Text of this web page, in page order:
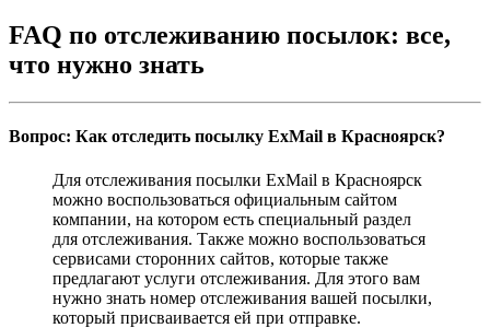
FAQ по отслеживанию посылок: все,
что нужно знать
Вопрос: Как отследить посылку ExMail в Красноярск?
Для отслеживания посылки ExMail в Красноярск
можно воспользоваться официальным сайтом
компании, на котором есть специальный раздел
для отслеживания. Также можно воспользоваться
сервисами сторонних сайтов, которые также
предлагают услуги отслеживания. Для этого вам
нужно знать номер отслеживания вашей посылки,
который присваивается ей при отправке.